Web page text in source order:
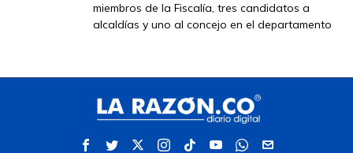
miembros de la Fiscalía, tres candidatos a
alcaldías y uno al concejo en el departamento